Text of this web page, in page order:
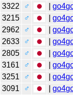
3322 ♂ |
3215 ♂ |
2962 ♂ |
2633 ♂ |
2805 ♂ |
3161 ♂ |
3251 ♂ |
3091 ♂ |